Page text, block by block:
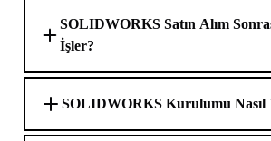
SOLIDWORKS Satın Alım
İşler?
SOLIDWORKS Kurulumu Nasıl